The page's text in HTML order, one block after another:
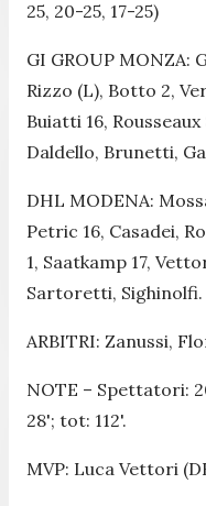
25, 20-25, 17-25)
GI GROUP MONZA:
Rizzo (L), Botto 2,
Buiatti 16,
Daldello, Brunetti,
DHL MODENA:
Petric 16, Casadei,
1, Saatkamp 17,
Sartoretti,
ARBITRI: Zanussi,
NOTE – Spettatori:
28'; tot: 112'.
MVP: Luca Vettori